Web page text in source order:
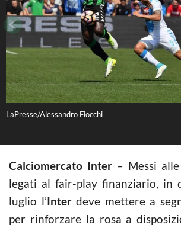
LaPresse/Alessandro Fiocchi
Calciomercato Inter – Messi
legati al fair-play finanziario, in
luglio l’Interdeve mettere a
per rinforzare la rosa a